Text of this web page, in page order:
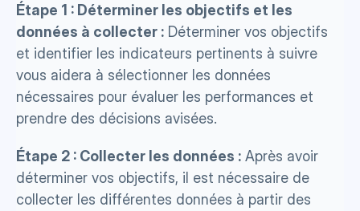
Étape 1 : Déterminer les objectifs et les
données à collecter : Déterminer vos objectifs
et identifier les indicateurs pertinents à suivre
vous aidera à sélectionner les données
nécessaires pour évaluer les performances et
prendre des décisions avisées.
Étape 2 : Collecter les données : Après avoir
déterminer vos objectifs, il est nécessaire de
collecter les différentes données à partir des